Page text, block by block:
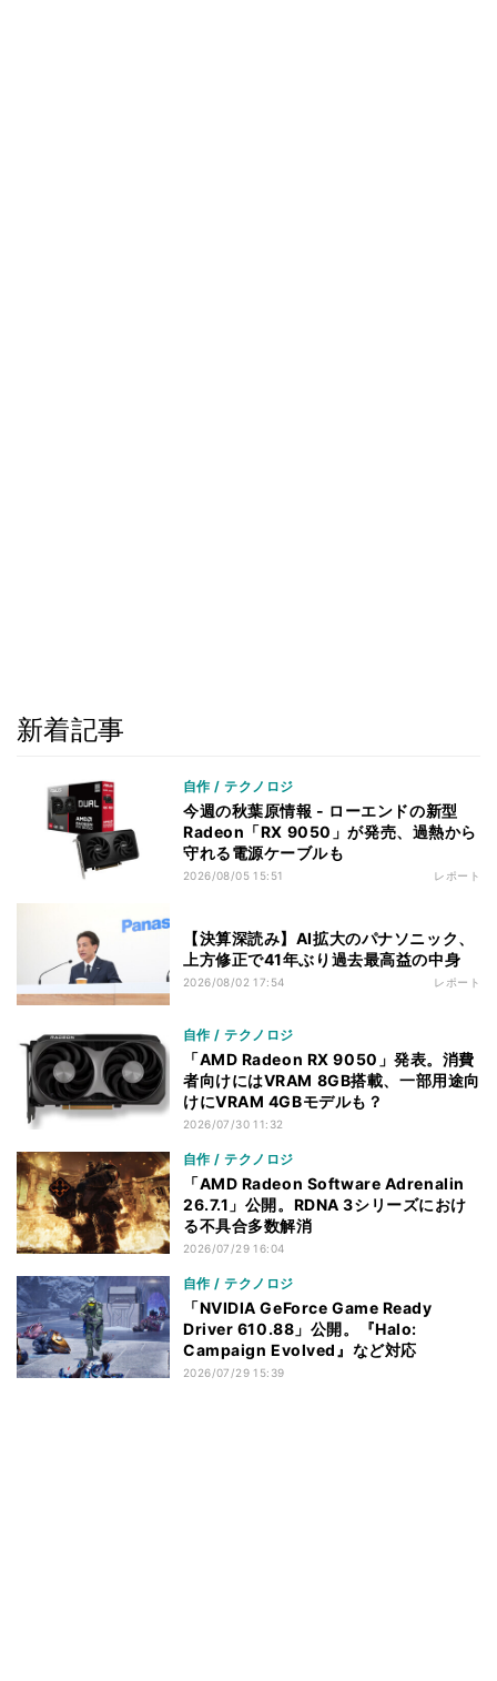
新着記事
自作 / テクノロジ
今週の秋葉原情報 - ローエンドの新型
Radeon「RX 9050」が発売、過熱から
守れる電源ケーブルも
2026/08/05 15:51 レポート
【決算深読み】AI拡大のパナソニック、
上方修正で41年ぶり過去最高益の中身
2026/08/02 17:54 レポート
自作 / テクノロジ
「AMD Radeon RX 9050」発表。消費
者向けにはVRAM 8GB搭載、一部用途向
けにVRAM 4GBモデルも？
2026/07/30 11:32
自作 / テクノロジ
「AMD Radeon Software Adrenalin
26.7.1」公開。RDNA 3シリーズにおけ
る不具合多数解消
2026/07/29 16:04
自作 / テクノロジ
「NVIDIA GeForce Game Ready
Driver 610.88」公開。『Halo:
Campaign Evolved』など対応
2026/07/29 15:39